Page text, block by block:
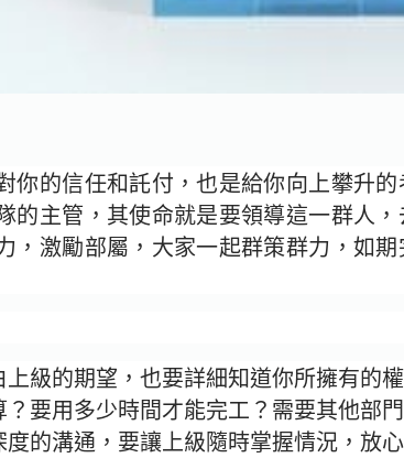
你的信任和託付，也是給你向上攀升的
的主管，其使命就是要領導這一群人，
，激勵部屬，大家一起群策群力，如期
級的期望，也要詳細知道你所擁有的權
要用多少時間才能完工？需要其他部門
的溝通，要讓上級隨時掌握情況，放心